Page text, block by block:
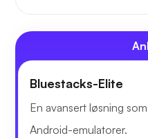
Bluestacks-Elite
En avansert løsning
Android-emulatorer.